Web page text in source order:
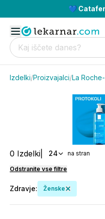
💙
Izdelki/Proizvajalci/La
0 Izdelki 24 na stran
Odstranite vse filtre
Zdravje: Ženske